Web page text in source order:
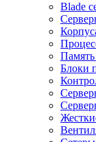
Blade
Память
Блоки